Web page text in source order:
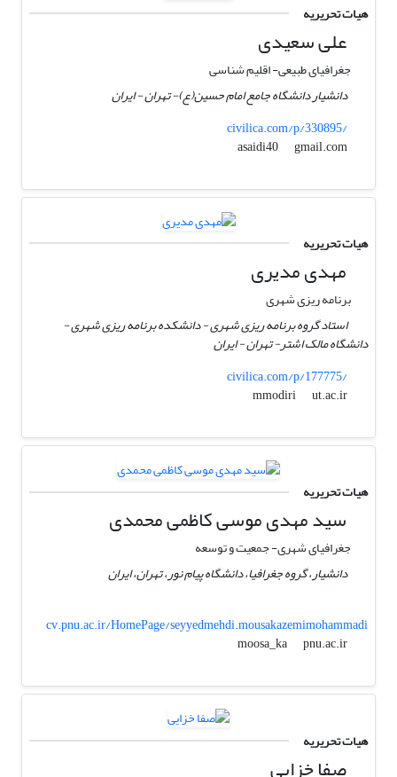
هیات تحریریه
علی سعیدی
جغرافیای طبیعی- اقلیم شناسی
دانشیار دانشگاه جامع امام حسین(ع)- تهران - ایران
civilica.com/p/330895/
asaidi40
gmail.com
هیات تحریریه
مهدی مدیری
برنامه ریزی شهری
استاد گروه برنامه ریزی شهری - دانشکده برنامه ریزی شهری -
دانشگاه مالک اشتر- تهران - ایران
civilica.com/p/177775/
mmodiri
ut.ac.ir
هیات تحریریه
سید مهدی موسی کاظمی محمدی
جغرافیای شهری- جمعیت و توسعه
دانشیار، گروه جغرافیا، دانشگاه پیام نور، تهران، ایران
cv.pnu.ac.ir/HomePage/seyyedmehdi.mousakazemimohammadi
moosa_ka
pnu.ac.ir
هیات تحریریه
صفا خزایی